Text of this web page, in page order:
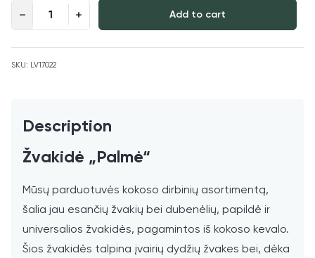
Žvakidė „Palmė“ quantity
Add to cart
SKU: LV17022
Description
Žvakidė „Palmė“
Mūsų parduotuvės kokoso dirbinių asortimentą,
šalia jau esančių žvakių bei dubenėlių, papildė ir
universalios žvakidės, pagamintos iš kokoso kevalo.
Šios žvakidės talpina įvairių dydžių žvakes bei, dėka